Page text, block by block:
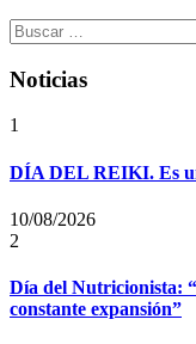
Buscar:
Noticias
1
DÍA DEL REIKI. Es
10/08/2026
2
Día del Nutricionista:
constante expansión”